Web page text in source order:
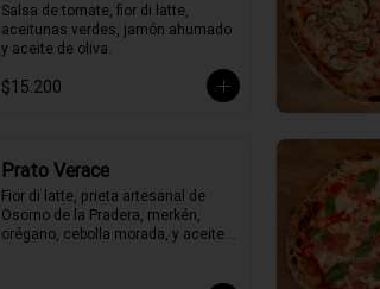
Salsa de tomate, fior di latte,
aceitunas verdes, jamón ahumado
y aceite de oliva.
$15.200
Prato Verace
Fior di latte, prieta artesanal de
Osorno de la Pradera, merkén,
orégano, cebolla morada, y aceite